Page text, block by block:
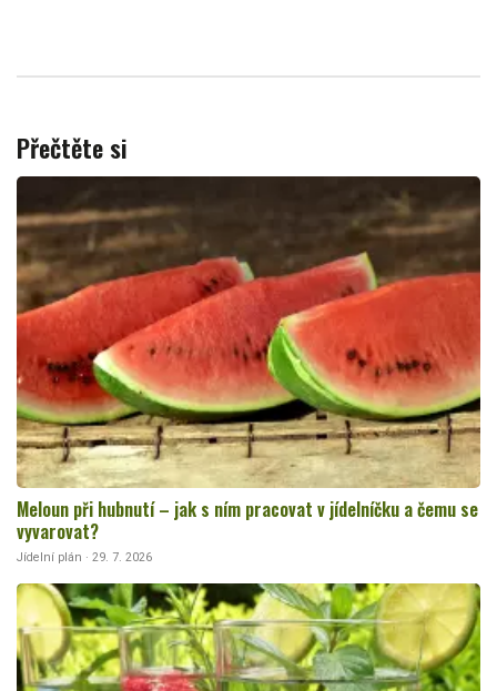
Přečtěte si
Meloun při hubnutí – jak s ním pracovat v jídelníčku a čemu se
vyvarovat?
Jídelní plán · 29. 7. 2026